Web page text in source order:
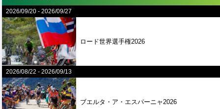
2026/09/20 -2026/09/27
ロード世界選手権2026
2026/08/22 -2026/09/13
ブエルタ・ア・エスパーニャ2026